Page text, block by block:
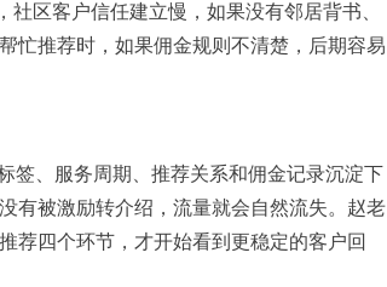
区客户信任建立慢，如果没有邻居背书、
忙推荐时，如果佣金规则不清楚，后期容易
签、服务周期、推荐关系和佣金记录沉淀下
有被激励转介绍，流量就会自然流失。赵老
荐四个环节，才开始看到更稳定的客户回